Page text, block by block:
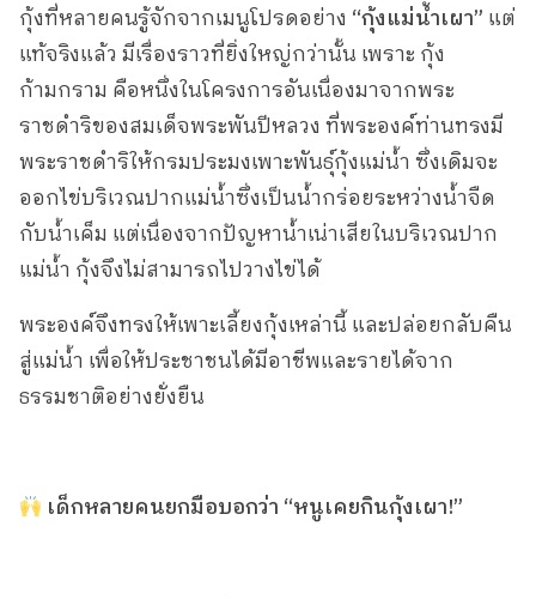
กุ้งที่หลายคนรู้จักจากเมนูโปรดอย่าง “กุ้งแม่น้ำเผา” แต่
แท้จริงแล้ว มีเรื่องราวที่ยิ่งใหญ่กว่านั้น เพราะ กุ้ง
ก้ามกราม คือหนึ่งในโครงการอันเนื่องมาจากพระ
ราชดำริของสมเด็จพระพันปีหลวง ที่พระองค์ท่านทรงมี
พระราชดำริให้กรมประมงเพาะพันธุ์กุ้งแม่น้ำ ซึ่งเดิมจะ
ออกไข่บริเวณปากแม่น้ำซึ่งเป็นน้ำกร่อยระหว่างน้ำจืด
กับน้ำเค็ม แต่เนื่องจากปัญหาน้ำเน่าเสียในบริเวณปาก
แม่น้ำ กุ้งจึงไม่สามารถไปวางไข่ได้
พระองค์จึงทรงให้เพาะเลี้ยงกุ้งเหล่านี้ และปล่อยกลับคืน
สู่แม่น้ำ เพื่อให้ประชาชนได้มีอาชีพและรายได้จาก
ธรรมชาติอย่างยั่งยืน
เด็กหลายคนยกมือบอกว่า “หนูเคยกินกุ้งเผา!”